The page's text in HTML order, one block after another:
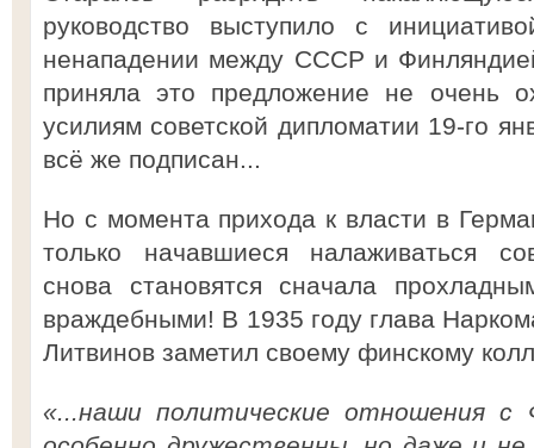
руководство выступило с
ненападении между СССР и
приняла это предложение не очень
усилиям советской дипломатии 19-го
всё же подписан...
Но с момента прихода к власти в
только начавшиеся налаживаться
снова становятся сначала
враждебными! В 1935 году глава
Литвинов заметил своему финскому
«...наши политические отношения с